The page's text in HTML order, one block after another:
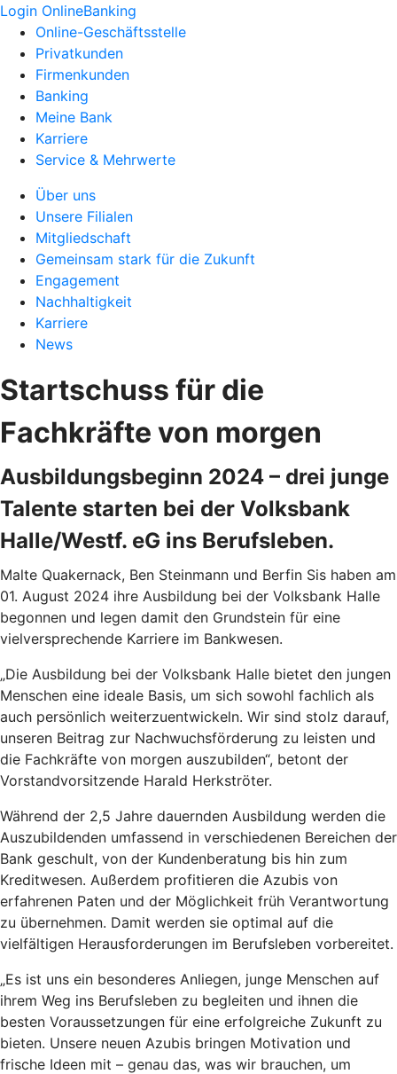
Login OnlineBanking
Online-Geschäftsstelle
Privatkunden
Firmenkunden
Banking
Meine Bank
Karriere
Service & Mehrwerte
Über uns
Unsere Filialen
Mitgliedschaft
Gemeinsam stark für die Zukunft
Engagement
Nachhaltigkeit
Karriere
News
Startschuss für die
Fachkräfte von morgen
Ausbildungsbeginn 2024 – drei junge
Talente starten bei der Volksbank
Halle/Westf. eG ins Berufsleben.
Malte Quakernack, Ben Steinmann und Berfin Sis haben am
01. August 2024 ihre Ausbildung bei der Volksbank Halle
begonnen und legen damit den Grundstein für eine
vielversprechende Karriere im Bankwesen.
„Die Ausbildung bei der Volksbank Halle bietet den jungen
Menschen eine ideale Basis, um sich sowohl fachlich als
auch persönlich weiterzuentwickeln. Wir sind stolz darauf,
unseren Beitrag zur Nachwuchsförderung zu leisten und
die Fachkräfte von morgen auszubilden“, betont der
Vorstandvorsitzende Harald Herkströter.
Während der 2,5 Jahre dauernden Ausbildung werden die
Auszubildenden umfassend in verschiedenen Bereichen der
Bank geschult, von der Kundenberatung bis hin zum
Kreditwesen. Außerdem profitieren die Azubis von
erfahrenen Paten und der Möglichkeit früh Verantwortung
zu übernehmen. Damit werden sie optimal auf die
vielfältigen Herausforderungen im Berufsleben vorbereitet.
„Es ist uns ein besonderes Anliegen, junge Menschen auf
ihrem Weg ins Berufsleben zu begleiten und ihnen die
besten Voraussetzungen für eine erfolgreiche Zukunft zu
bieten. Unsere neuen Azubis bringen Motivation und
frische Ideen mit – genau das, was wir brauchen, um